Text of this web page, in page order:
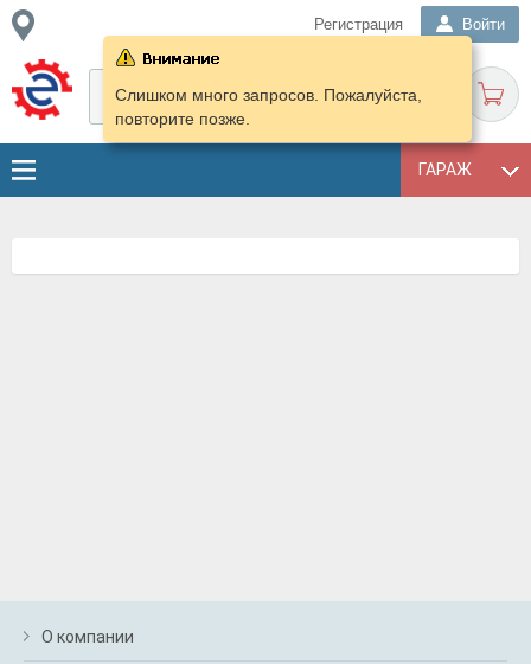
Регистрация Войти
ГАРАЖ
Слишком много запросов. Пожалуйста,
повторите позже.
О компании